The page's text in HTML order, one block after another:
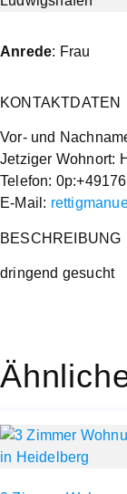
Anrede: Frau
KONTAKTDATEN
Vor- und
Jetziger Wohnort:
Telefon:
E-Mail:
BESCHREIBUNG
dringend gesucht